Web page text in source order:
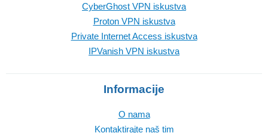
CyberGhost VPN iskustva
Proton VPN iskustva
Private Internet Access iskustva
IPVanish VPN iskustva
Informacije
O nama
Kontaktirajte naš tim